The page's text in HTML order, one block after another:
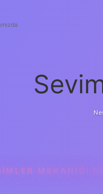
MEKANIĞI